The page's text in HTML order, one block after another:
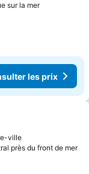
sur la merConsulter
les prix
favoris
ville
près du front de mer